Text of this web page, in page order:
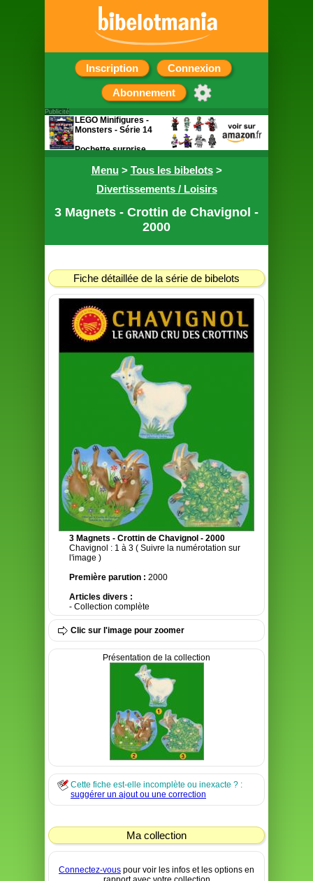
Inscription Connexion
Abonnement
Menu> Tous les bibelots>
Divertissements / Loisirs
3 Magnets - Crottin de Chavignol -
2000
Fiche détaillée de la série de bibelots
3 Magnets - Crottin de Chavignol - 2000
Chavignol : 1 à 3 ( Suivre la numérotation sur
l'image )
Première parution : 2000
Articles divers :
- Collection complète
Clic sur l'image pour zoomer
Présentation de la collection
Cette fiche est-elle incomplète ou inexacte ? :
suggérer un ajout ou une correction
Ma collection
Connectez-vous pour voir les infos et les options en
Publicité
LEGO Minifigures -
Monsters - Série 14
Pochette surprise